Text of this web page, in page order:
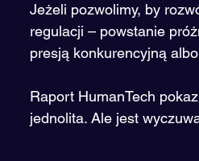
Jeżeli pozwolimy, by
regulacji – powstanie
presją konkurencyjną
Raport HumanTech
jednolita. Ale jest